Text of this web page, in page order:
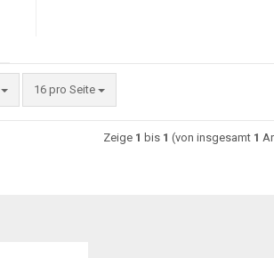
16 pro Seite
Zeige 1 bis 1 (von insgesamt 1